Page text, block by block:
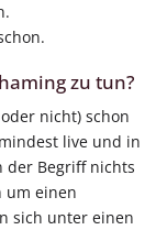
zu tun?
nicht) schon
live und in
der Begriff nichts
um einen
sich unter einen